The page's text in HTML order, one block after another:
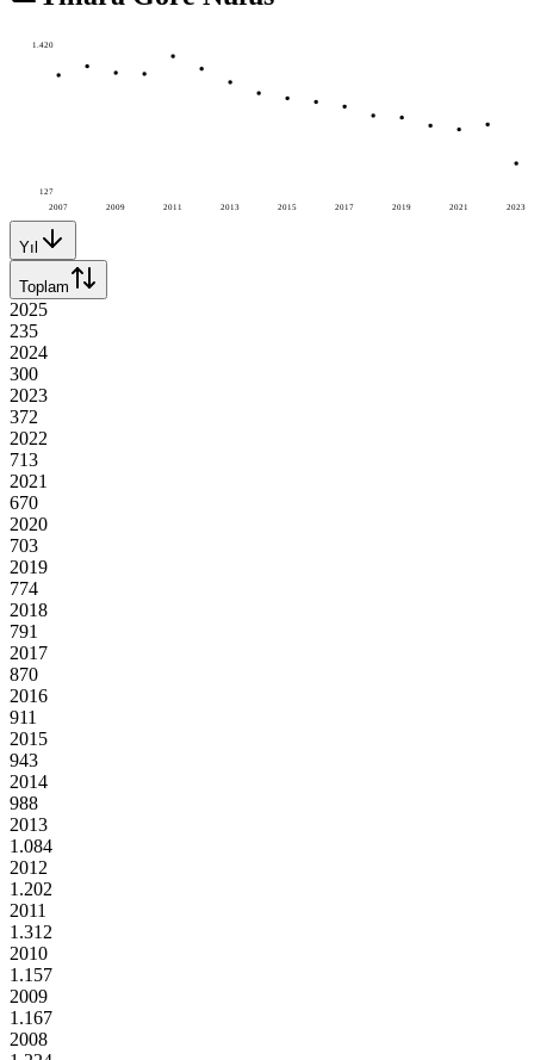
2007 2009 2011 2013 2015 2017 2019 2021 2023
1.420
127
Yıl
Toplam
2025
235
2024
300
2023
372
2022
713
2021
670
2020
703
2019
774
2018
791
2017
870
2016
911
2015
943
2014
988
2013
1.084
2012
1.202
2011
1.312
2010
1.157
2009
1.167
2008